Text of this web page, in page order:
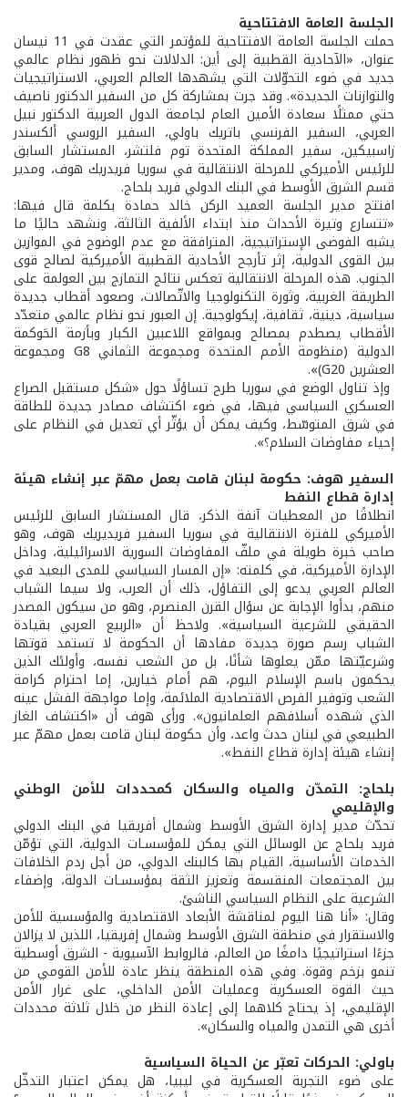
الجلسة العامة الافتتاحية
حملت الجلسة العامة الافتتاحية للمؤتمر التي عقدت في 11 نيسان
عنوان، «الآحادية القطبية إلى أين: الدلالات نحو ظهور نظام عالمي
جديد في ضوء التحوّلات التي يشهدها العالم العربي، الاستراتيجيات
والتوازنات الجديدة». وقد جرت بمشاركة كل من السفير الدكتور ناصيف
حتي ممثلًا سعادة الأمين العام لجامعة الدول العربية الدكتور نبيل
العربي، السفير الفرنسي باتريك باولي، السفير الروسي ألكسندر
زاسبيكين، سفير المملكة المتحدة توم فلتشر، المستشار السابق
للرئيس الأميركي للمرحلة الانتقالية في سوريا فريدريك هوف، ومدير
قسم الشرق الأوسط في البنك الدولي فريد بلحاج.
افتتح مدير الجلسة العميد الركن خالد حمادة بكلمة قال فيها:
«تتسارع وتيرة الأحداث منذ ابتداء الألفية الثالثة، ونشهد حاليًا ما
يشبه الفوضى الإستراتيجية، المترافقة مع عدم الوضوح في الموازين
بين القوى الدولية، إثر تأرجح الأحادية القطبية الأميركية لصالح قوى
الجنوب. هذه المرحلة الانتقالية تعكس نتائج التمازج بين العولمة على
الطريقة الغربية، وثورة التكنولوجيا والاتّصالات، وصعود أقطاب جديدة
سياسية، دينية، ثقافية، إيكولوجية. إن العبور نحو نظام عالمي متعدّد
الأقطاب يصطدم بمصالح وبمواقع اللاعبين الكبار وبأزمة الحَوكمة
الدولية (منظومة الأمم المتحدة ومجموعة الثماني G8 ومجموعة
العشرين G20)».
وإذ تناول الوضع في سوريا طرح تساؤلًا حول «شكل مستقبل الصراع
العسكري السياسي فيها، في ضوء اكتشاف مصادر جديدة للطاقة
في شرق المتوسّط، وكيف يمكن أن يؤثّر أي تعديل في النظام على
إحياء مفاوضات السلام؟».
السفير هوف: حكومة لبنان قامت بعمل مهمّ عبر إنشاء هيئة
إدارة قطاع النفط
انطلاقًا من المعطيات آنفة الذكر، قال المستشار السابق للرئيس
الأميركي للفترة الانتقالية في سوريا السفير فريديريك هوف، وهو
صاحب خبرة طويلة في ملفّ المفاوضات السورية الاسرائيلية، وداخل
الإدارة الأميركية، في كلمته: «إن المسار السياسي للمدى البعيد في
العالم العربي يدعو إلى التفاؤل، ذلك أن العرب، ولا سيما الشباب
منهم، بدأوا الإجابة عن سؤال القرن المنصرم، وهو من سيكون المصدر
الحقيقي للشرعية السياسية». ولاحظ أن «الربيع العربي بقيادة
الشباب رسم صورة جديدة مفادها أن الحكومة لا تستمد قوتها
وشرعيّتها ممّن يعلوها شأنًا، بل من الشعب نفسه، وأولئك الذين
يحكمون باسم الإسلام اليوم، هم أمام خيارين، إما احترام كرامة
الشعب وتوفير الفرص الاقتصادية الملائمة، وإما مواجهة الفشل عينه
الذي شهده أسلافهم العلمانيون». ورأى هوف أن «اكتشاف الغاز
الطبيعي في لبنان حدث واعد، وأن حكومة لبنان قامت بعمل مهمّ عبر
إنشاء هيئة إدارة قطاع النفط».
بلحاج: التمدّن والمياه والسكان كمحددات للأمن الوطني
والإقليمي
تحدّث مدير إدارة الشرق الأوسط وشمال أفريقيا في البنك الدولي
فريد بلحاج عن الوسائل التي يمكن للمؤسسـات الدولية، التي تؤمّن
الخدمات الأساسية، القيام بها كالبنك الدولي، من أجل ردم الخلافات
بين المجتمعات المنقسمة وتعزيز الثقة بمؤسسـات الدولة، وإضفاء
الشرعية على النظام السياسي الناشئ.
وقال: «أنا هنا اليوم لمناقشة الأبعاد الاقتصادية والمؤسسية للأمن
والاستقرار في منطقة الشرق الأوسط وشمال إفريقيا، اللذين لا يزالان
جزءًا استراتيجيًا دامغًا من العالم، فالروابط الآسيوية - الشرق أوسطية
تنمو بزخم وقوة. وفي هذه المنطقة ينظر عادة للأمن القومي من
حيث القوة العسكرية وعمليات الأمن الداخلي، على غرار الأمن
الإقليمي، إذ يحتاج كلاهما إلى إعادة النظر من خلال ثلاثة محددات
أخرى هي التمدن والمياه والسكان».
باولي: الحركات تعبّر عن الحياة السياسية
على ضوء التجربة العسكرية في ليبيا، هل يمكن اعتبار التدخّل